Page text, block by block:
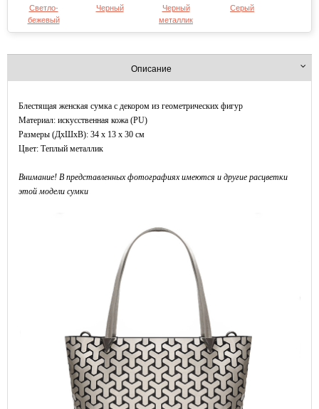
Светло-
бежевый
Черный
Черный
металлик
Серый
Описание
Блестящая женская сумка с декором из геометрических фигур
Материал: искусственная кожа (PU)
Размеры (ДxШхВ): 34 x 13 x 30 см
Цвет: Теплый металлик
Внимание! В представленных фотографиях имеются и другие расцветки
этой модели сумки